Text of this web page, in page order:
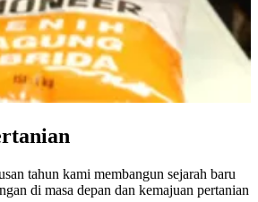
tahun kami membangun sejarah baru
di masa depan dan kemajuan pertanian